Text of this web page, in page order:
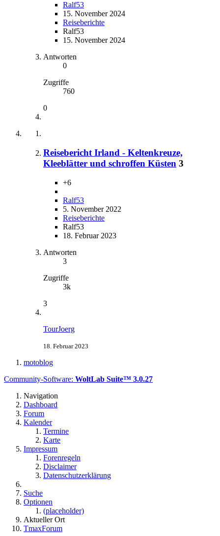
Ralf53
15. November 2024
Reiseberichte
Ralf53
15. November 2024
Antworten
0
Zugriffe
760
0
Reisebericht Irland - Keltenkreuze,
Kleeblätter und schroffen Küsten 3
+6
Ralf53
5. November 2022
Reiseberichte
Ralf53
18. Februar 2023
Antworten
3
Zugriffe
3k
3
TourJoerg
18. Februar 2023
motoblog
Community-Software: WoltLab Suite™ 3.0.27
Navigation
Dashboard
Forum
Kalender
Termine
Karte
Impressum
Forenregeln
Disclaimer
Datenschutzerklärung
Suche
Optionen
(placeholder)
Aktueller Ort
TmaxForum